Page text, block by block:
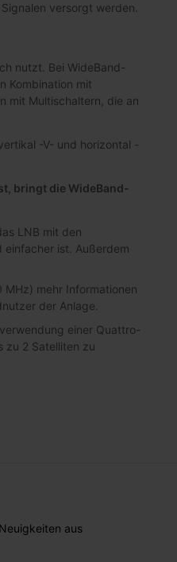
versorgt werden.
nutzt. Bei WideBand-
Kombination mit
mit Multischaltern, die an
-V- und horizontal -
bringt die WideBand-
LNB mit den
einfacher ist. Außerdem
mehr Informationen
der Anlage.
einer Quattro-
zu 2 Satelliten zu
aus